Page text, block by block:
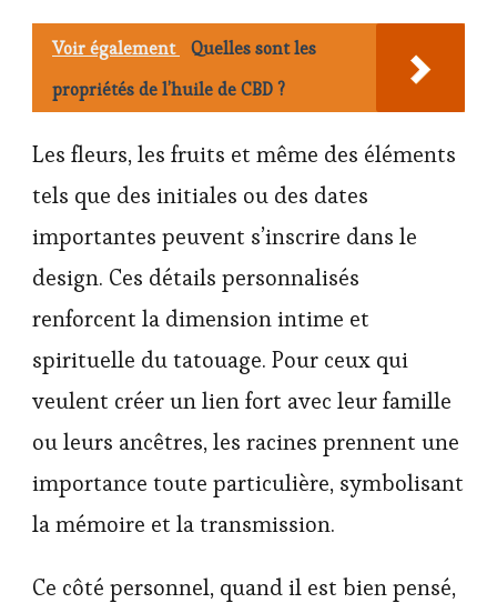
Voir également
Quelles sont les
propriétés de l’huile de CBD ?
Les fleurs, les fruits et même des éléments
tels que des initiales ou des dates
importantes peuvent s’inscrire dans le
design. Ces détails personnalisés
renforcent la dimension intime et
spirituelle du tatouage. Pour ceux qui
veulent créer un lien fort avec leur famille
ou leurs ancêtres, les racines prennent une
importance toute particulière, symbolisant
la mémoire et la transmission.
Ce côté personnel, quand il est bien pensé,